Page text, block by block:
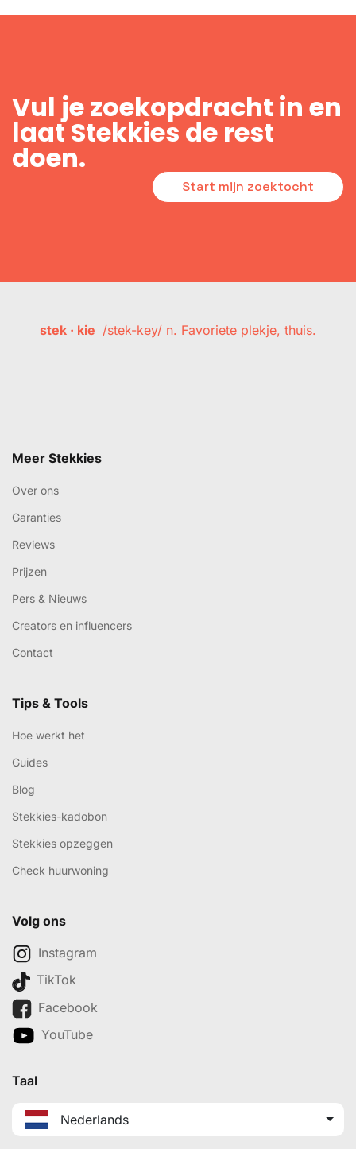
Vul je zoekopdracht in en
laat Stekkies de rest
doen.
Start mijn zoektocht
stek · kie /stek-key/ n. Favoriete plekje, thuis.
Meer Stekkies
Over ons
Garanties
Reviews
Prijzen
Pers & Nieuws
Creators en influencers
Contact
Tips & Tools
Hoe werkt het
Guides
Blog
Stekkies-kadobon
Stekkies opzeggen
Check huurwoning
Volg ons
Instagram
TikTok
Facebook
YouTube
Taal
Nederlands